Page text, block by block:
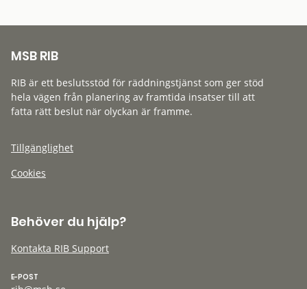
MSB RIB
RIB är ett beslutsstöd för räddningstjänst som ger stöd
hela vägen från planering av framtida insatser till att
fatta rätt beslut när olyckan är framme.
Tillgänglighet
Cookies
Behöver du hjälp?
Kontakta RIB Support
E-POST